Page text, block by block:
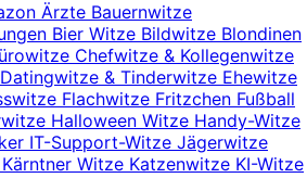
Ärzte Bauernwitze
Bier Witze Bildwitze Blondinen
Chefwitze & Kollegenwitze
Datingwitze & Tinderwitze Ehewitze
Flachwitze Fritzchen Fußball
Halloween Witze Handy-Witze
IT-Support-Witze Jägerwitze
Kärntner Witze Katzenwitze KI-Witze